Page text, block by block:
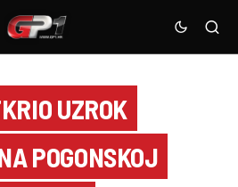
UZROK
POGONSKOJ